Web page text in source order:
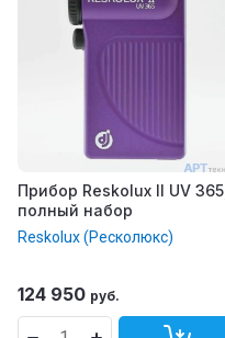
Прибор Reskolux II UV 365,
полный набор
Reskolux (Ресколюкс)
124 950 руб.